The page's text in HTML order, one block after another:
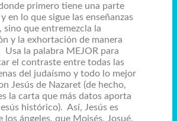
primero tiene una parte
en lo que sigue las enseñanzas
sino que entremezcla la
y la exhortación de manera
la palabra MEJOR para
el contraste entre todas las
del judaísmo y todo lo mejor
Jesús de Nazaret (de hecho,
la carta que más datos aporta
histórico). Así, Jesús es
los ángeles, que Moisés, Josué,